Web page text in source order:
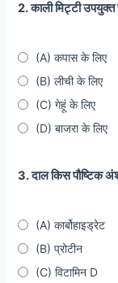
2. काली मिट्टी उपयुक्त
(A) कपास के लिए
(B) लीची के लिए
(C) गेहूं के लिए
(D) बाजरा के लिए
3. दाल किस पौष्टिक
(A) कार्बोहाइड्रेट
(B) प्रोटीन
(C) विटामिन D